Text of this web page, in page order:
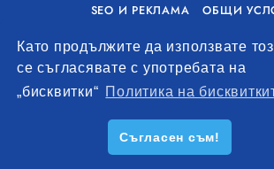
Като продължите да използвате
се съгласявате с употребата на
„бисквитки“ Политика на
Съгласен съм!
SEO И РЕКЛАМА
ОБЩИ
Уолоу Интернешънъл ЕООД, гр. Варна,
+359 893 621 112
office@remontna-
Създай профил на своя
. Всички права запазени.